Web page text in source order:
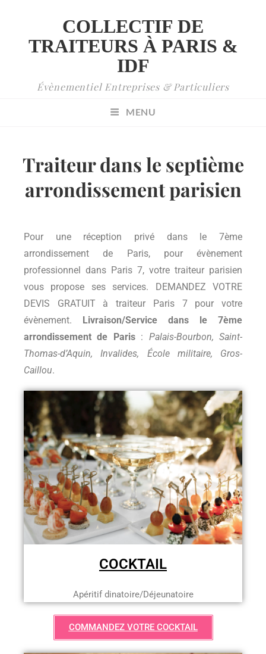
COLLECTIF DE
TRAITEURS À PARIS &
IDF
Évènementiel Entreprises & Particuliers
MENU
Traiteur dans le septième
arrondissement parisien
Pour une réception privé dans le 7ème
arrondissement de Paris, pour évènement
professionnel dans Paris 7, votre traiteur parisien
vous propose ses services. DEMANDEZ VOTRE
DEVIS GRATUIT à traiteur Paris 7 pour votre
évènement. Livraison/Service dans le 7ème
arrondissement de Paris: Palais-Bourbon, Saint-
Thomas-d’Aquin, Invalides, École militaire, Gros-
Caillou.
COCKTAIL
Apéritif dinatoire/Déjeunatoire
COMMANDEZ VOTRE COCKTAIL